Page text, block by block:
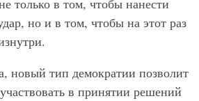
только в том, чтобы нанести
но и в том, чтобы на этот раз
новый тип демократии позволит
в принятии решений